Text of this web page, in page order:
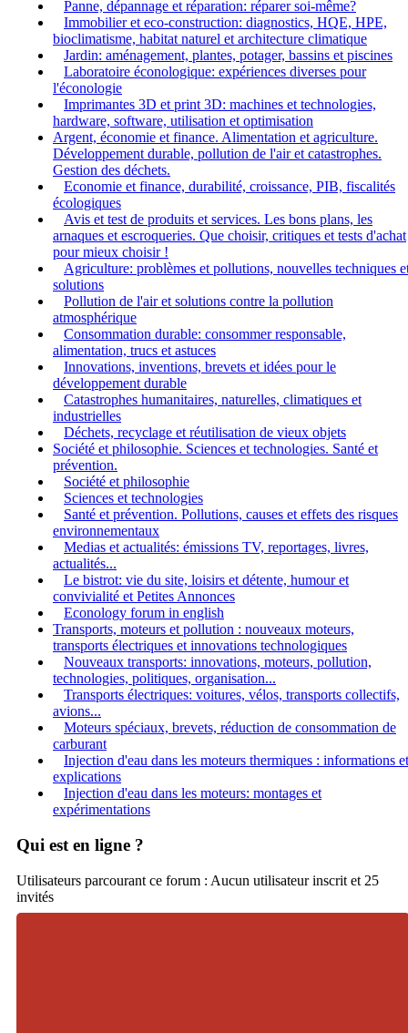
Panne, dépannage et réparation: réparer soi-même?
Immobilier et eco-construction: diagnostics, HQE, HPE,
bioclimatisme, habitat naturel et architecture climatique
Jardin: aménagement, plantes, potager, bassins et piscines
Laboratoire éconologique: expériences diverses pour
l'éconologie
Imprimantes 3D et print 3D: machines et technologies,
hardware, software, utilisation et optimisation
Argent, économie et finance. Alimentation et agriculture.
Développement durable, pollution de l'air et catastrophes.
Gestion des déchets.
Economie et finance, durabilité, croissance, PIB, fiscalités
écologiques
Avis et test de produits et services. Les bons plans, les
arnaques et escroqueries. Que choisir, critiques et tests d'achat
pour mieux choisir !
Agriculture: problèmes et pollutions, nouvelles techniques
solutions
Pollution de l'air et solutions contre la pollution
atmosphérique
Consommation durable: consommer responsable,
alimentation, trucs et astuces
Innovations, inventions, brevets et idées pour le
développement durable
Catastrophes humanitaires, naturelles, climatiques et
industrielles
Déchets, recyclage et réutilisation de vieux objets
Société et philosophie. Sciences et technologies. Santé et
prévention.
Société et philosophie
Sciences et technologies
Santé et prévention. Pollutions, causes et effets des risques
environnementaux
Medias et actualités: émissions TV, reportages, livres,
actualités...
Le bistrot: vie du site, loisirs et détente, humour et
convivialité et Petites Annonces
Econology forum in english
Transports, moteurs et pollution : nouveaux moteurs,
transports électriques et innovations technologiques
Nouveaux transports: innovations, moteurs, pollution,
technologies, politiques, organisation...
Transports électriques: voitures, vélos, transports collectifs,
avions...
Moteurs spéciaux, brevets, réduction de consommation de
carburant
Injection d'eau dans les moteurs thermiques : informations et
explications
Injection d'eau dans les moteurs: montages et
expérimentations
Qui est en ligne ?
Utilisateurs parcourant ce forum : Aucun utilisateur inscrit et 25
invités